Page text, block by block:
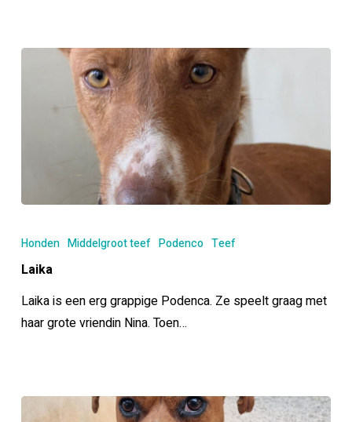
Honden Middelgroot teef Podenco Teef
Laika
Laika is een erg grappige Podenca. Ze speelt graag met
haar grote vriendin Nina. Toen…